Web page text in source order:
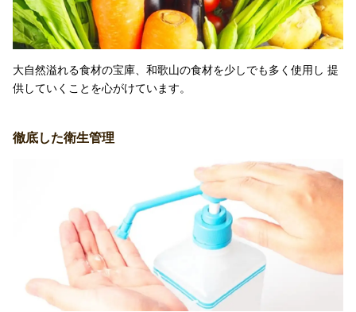
大自然溢れる食材の宝庫、和歌山の食材を少しでも多く使用し 提
供していくことを心がけています。
徹底した衛生管理